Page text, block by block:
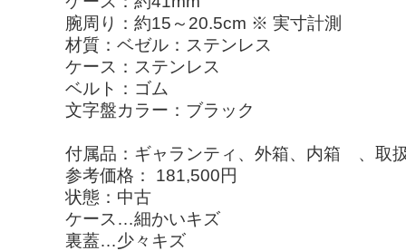
腕周り：約15～20.5cm ※ 実寸計測
材質：ベゼル：ステンレス
ケース：ステンレス
ベルト：ゴム
文字盤カラー：ブラック
付属品：ギャランティ、外箱、内箱 、取
参考価格： 181,500円
状態：中古
ケース…細かいキズ
裏蓋…少々キズ